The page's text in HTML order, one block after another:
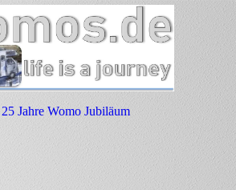
25 Jahre Womo Jubiläum